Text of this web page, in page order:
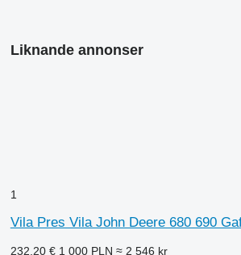
Liknande annonser
1
Vila Pres Vila John Deere 680 690
232,20 € 1 000 PLN ≈ 2 546 kr